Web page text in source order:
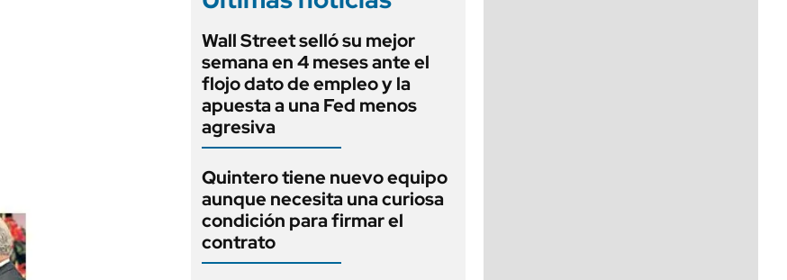
Wall Street selló su mejor
semana en 4 meses ante el
flojo dato de empleo y la
apuesta a una Fed menos
agresiva
Quintero tiene nuevo equipo
aunque necesita una curiosa
condición para firmar el
contrato